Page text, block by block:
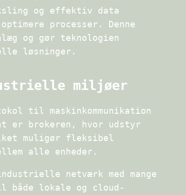
og effektiv data
processer. Denne
og gør teknologien
løsninger.
miljøer
til maskinkommunikation
er brokeren, hvor udstyr
muligør fleksibel
alle enheder.
netværk med mange
både lokale og cloud-